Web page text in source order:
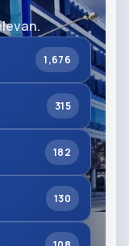
1,676
315
182
130